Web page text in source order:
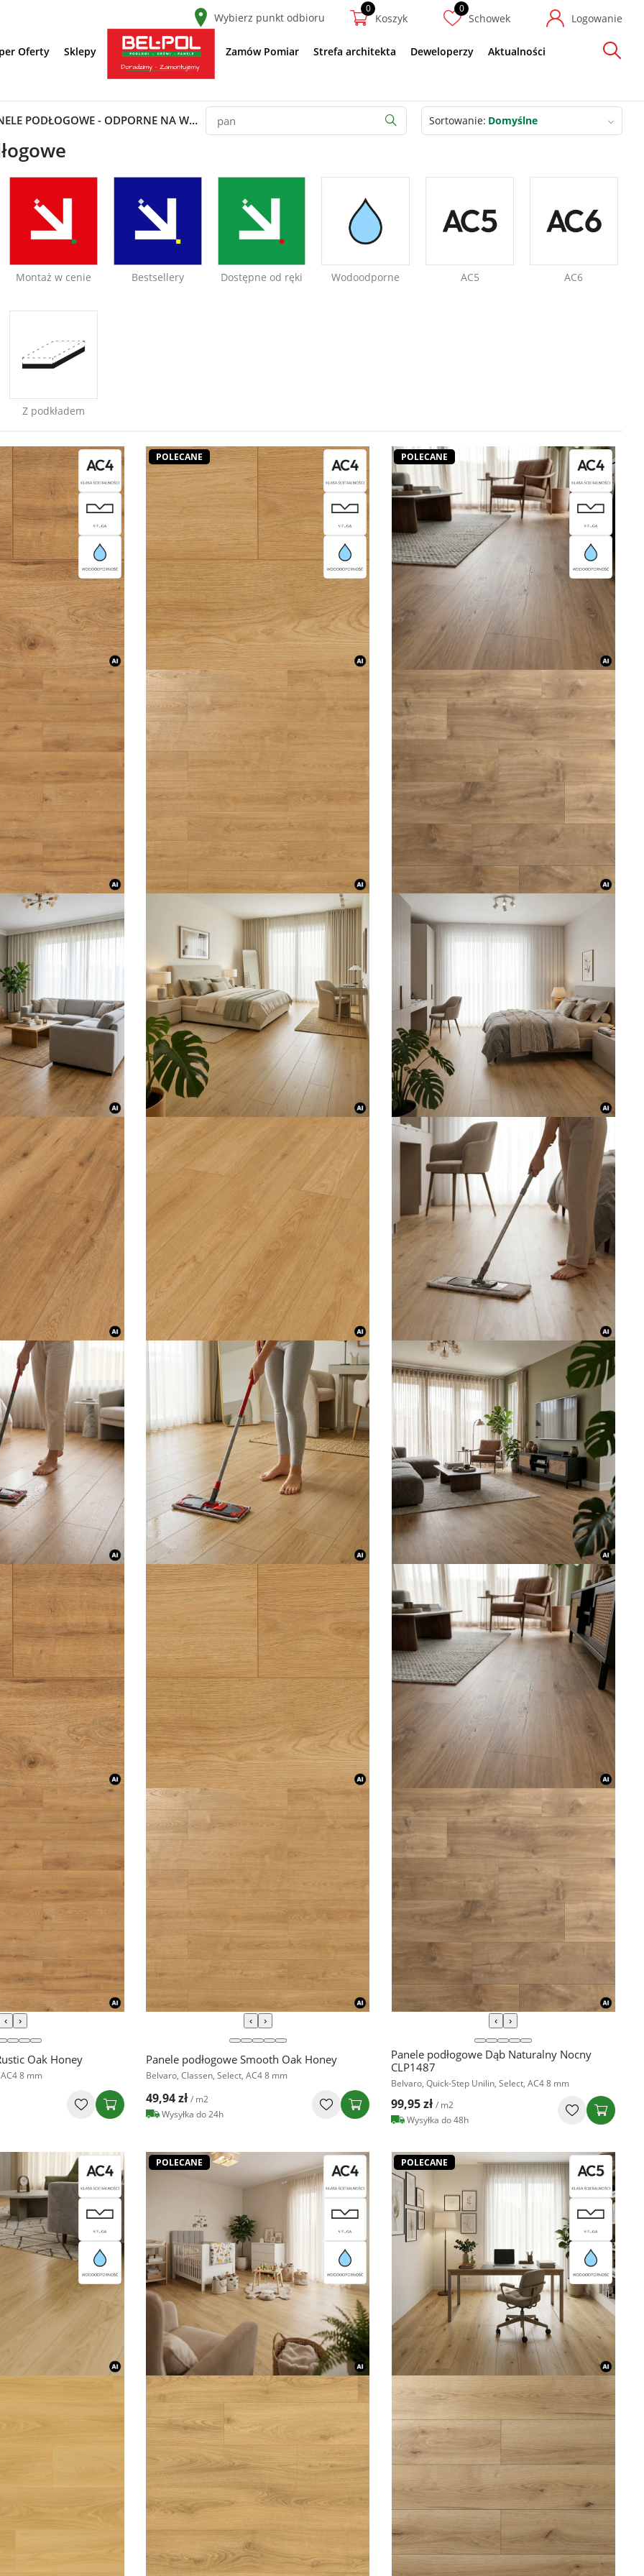
Wybierz punkt odbioru Koszyk Schowek Logowanie
Oferty Sklepy Zamów Pomiar Strefa architekta Deweloperzy Aktualności
Szukaj
PANELE PODŁOGOWE - ODPORNE NA WODĘ Sortowanie Domyślne
Montaż w cenie Bestsellery Dostępne od ręki Wodoodporne AC5 AC6
Z podkładem
‹ ›
Oak Honey
8 mm
‹ ›
POLECANE
Panele podłogowe Smooth Oak Honey
Belvaro, Classen, Select, AC4 8 mm
49,94 zł / m2
Wysyłka do 24h
‹ ›
POLECANE
Panele podłogowe Dąb Naturalny Nocny
CLP1487
Belvaro, Quick-Step Unilin, Select, AC4 8 mm
99,95 zł / m2
Wysyłka do 48h
POLECANE POLECANE